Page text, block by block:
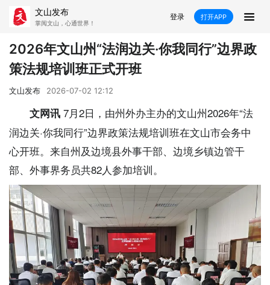
文山发布
掌阅文山，心通世界！
登录 打开APP
新闻
飞卡阅读 推荐
康养 社会 科教 经济
民族 商务
县市
文山市 砚山县 西畴县
马关县 丘北县 广南县 富宁县
视听
2026年文山州“法润边关·你我同行”边界政
策法规培训班正式开班
文山发布 2026-07-02 12:12
文网讯 7月2日，由州外办主办的文山州2026年“法
润边关·你我同行”边界政策法规培训班在文山市会务中
心开班。来自州及边境县外事干部、边境乡镇边管干
部、外事界务员共82人参加培训。